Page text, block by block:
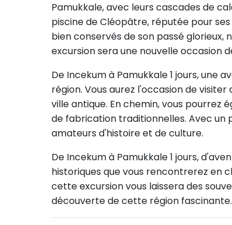
Pamukkale, avec leurs cascades de
piscine de Cléopâtre, réputée pour
bien conservés de son passé
excursion sera une nouvelle occasion
De Incekum à Pamukkale 1 jours, une
région. Vous aurez l'occasion de
ville antique. En chemin, vous pourrez
de fabrication traditionnelles. Avec un
amateurs d'histoire et de culture.
De Incekum à Pamukkale 1 jours,
historiques que vous rencontrerez en
cette excursion vous laissera des
découverte de cette région fascinante.